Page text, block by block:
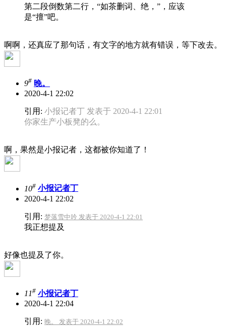
第二段倒数第二行，“如茶删词、绝，”，应该
是“擅”吧。
啊啊，还真应了那句话，有文字的地方就有错误，等下改去。
9# 晚。
2020-4-1 22:02
引用: 小报记者丁 发表于 2020-4-1 22:01
你家生产小板凳的么。
啊，果然是小报记者，这都被你知道了！
10# 小报记者丁
2020-4-1 22:02
引用: 梦落雪中吟 发表于 2020-4-1 22:01
我正想提及
好像也提及了你。
11# 小报记者丁
2020-4-1 22:04
引用: 晚。 发表于 2020-4-1 22:02